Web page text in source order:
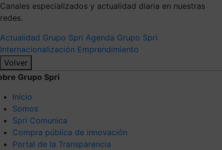
Canales especializados y actualidad diaria en nuestras
redes.
Actualidad Grupo Spri Agenda Grupo Spri
Internacionalización Emprendimiento
Volver
Grupo Spri
Inicio
Somos
Spri Comunica
Compra pública de innovación
Portal de la Transparencia